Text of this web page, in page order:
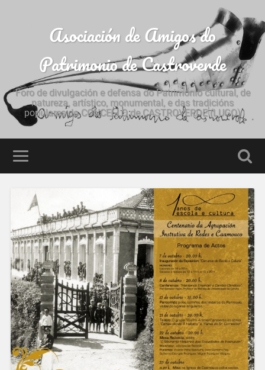
Asociación de Amigos do
Patrimonio de Castroverde
Foro de divulgación e defensa do Patrimonio cultural, de
natureza, artístico, monumental, e das tradicións
populares do CONCELLO de CASTROVERDE (LUGO)